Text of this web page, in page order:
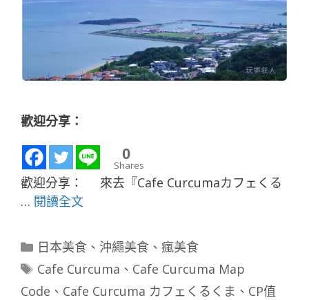
歡迎分享：
0
Shares
歡迎分享： 來去『Cafe Curcumaカフェくる
… 閱讀全文
分
類
日本美食、 沖繩美食、 瘋美食
標
籤
Cafe Curcuma 、 Cafe Curcuma Map
Code 、 Cafe Curcuma カフェくるくま 、 CP值